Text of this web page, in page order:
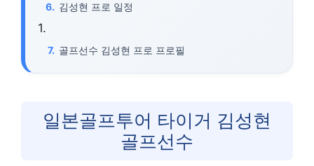
김성현 프로 일정
골프선수 김성현 프로 프로필
일본골프투어 타이거 김성현
골프선수